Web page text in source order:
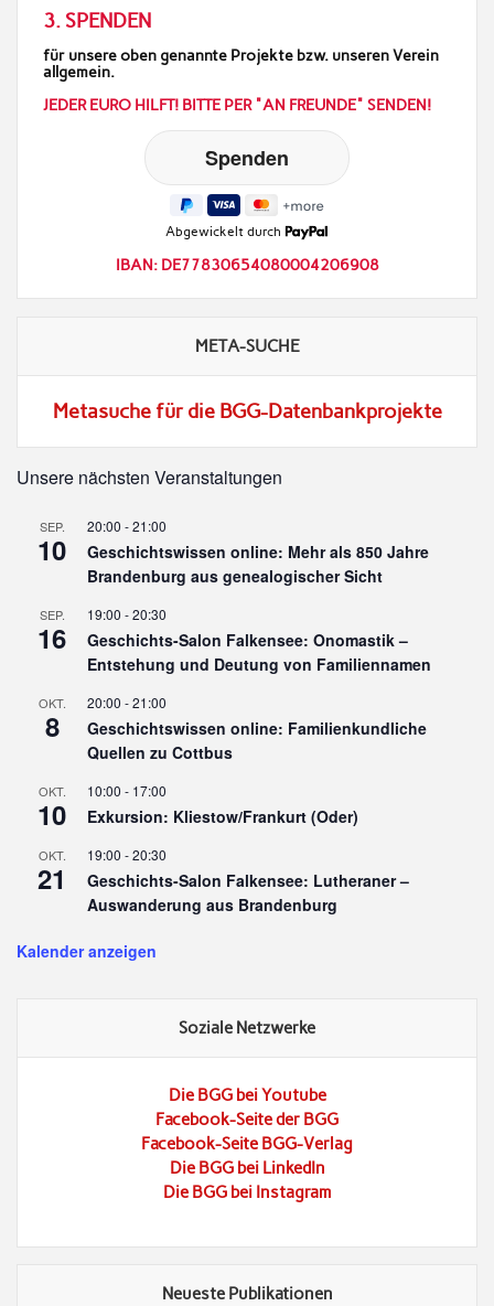
3. SPENDEN
für unsere oben genannte Projekte bzw. unseren Verein
allgemein.
JEDER EURO HILFT! BITTE PER "AN FREUNDE" SENDEN!
Abgewickelt durch
IBAN: DE77830654080004206908
META-SUCHE
Metasuche für die BGG-Datenbankprojekte
Unsere nächsten Veranstaltungen
SEP.
10
20:00 -21:00
Geschichtswissen online: Mehr als 850 Jahre
Brandenburg aus genealogischer Sicht
SEP.
16
19:00 -20:30
Geschichts-Salon Falkensee: Onomastik –
Entstehung und Deutung von Familiennamen
OKT.
8
20:00 -21:00
Geschichtswissen online: Familienkundliche
Quellen zu Cottbus
OKT.
10
10:00 - 17:00
Exkursion: Kliestow/Frankurt (Oder)
OKT.
21
19:00 -20:30
Geschichts-Salon Falkensee: Lutheraner –
Auswanderung aus Brandenburg
Kalender anzeigen
Soziale Netzwerke
Die BGG bei Youtube
Facebook-Seite der BGG
Facebook-Seite BGG-Verlag
Die BGG bei LinkedIn
Die BGG bei Instagram
Neueste Publikationen